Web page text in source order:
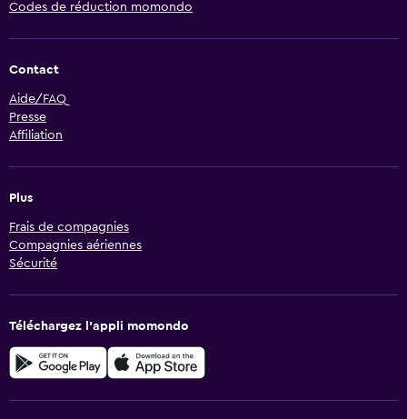
Codes de réduction momondo
Contact
Aide/FAQ
Presse
Affiliation
Plus
Frais de compagnies
Compagnies aériennes
Sécurité
Téléchargez l’appli momondo